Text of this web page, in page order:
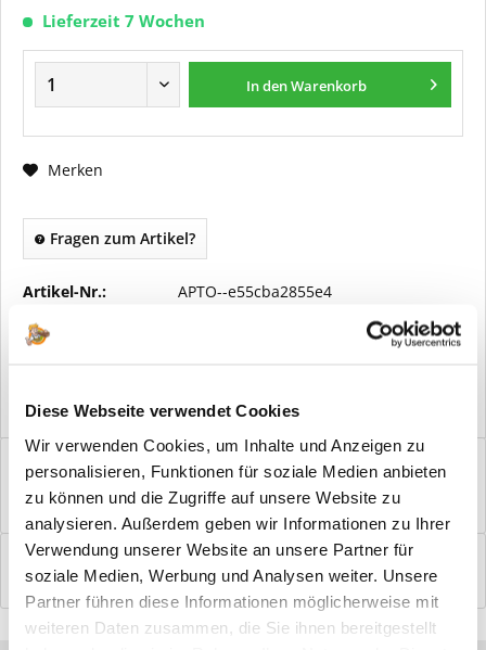
Diese Webseite verwendet Cookies
Wir verwenden Cookies, um Inhalte und Anzeigen zu
personalisieren, Funktionen für soziale Medien anbieten
zu können und die Zugriffe auf unsere Website zu
analysieren. Außerdem geben wir Informationen zu Ihrer
Verwendung unserer Website an unsere Partner für
soziale Medien, Werbung und Analysen weiter. Unsere
Partner führen diese Informationen möglicherweise mit
weiteren Daten zusammen, die Sie ihnen bereitgestellt
Lieferzeit 7 Wochen
In denWarenkorb
Merken
Fragen zum Artikel?
Artikel-Nr.: APTO--e55cba2855e4
Vorteile
Windfangelemente online am Bildschirm konfigurieren und
einbaufertig bestellen. In wenigen...
Bewertungen
0
Bewertungen lesen, schreiben und diskutieren...mehr